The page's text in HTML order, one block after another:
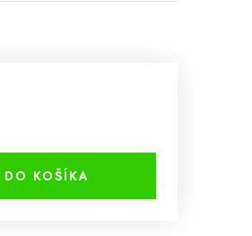
DO KOŠÍKA